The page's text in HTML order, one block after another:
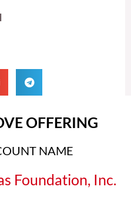
OFFERING
NAME
Foundation, Inc.